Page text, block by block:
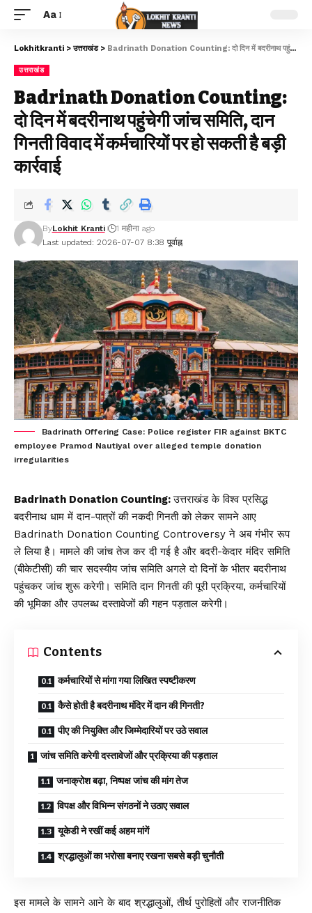
Aa
Lokhitkranti >उत्तराखंड> Badrinath Donation Counting: दो दिन में बदरीनाथ पहुंचेगी जांच समिति, दान गिनती विवाद में कर्मचारियों पर हो सकती है बड़ी कार्रवाई
उत्तराखंड
Badrinath Donation Counting:
दो दिन में बदरीनाथ पहुंचेगी जांच समिति, दान
गिनती विवाद में कर्मचारियों पर हो सकती है बड़ी
कार्रवाई
Last updated: 2026-07-07 8:38 पूर्वाह्न
ByLokhit Kranti 1 महीना ago
Badrinath Offering Case: Police register FIR against BKTC
employee Pramod Nautiyal over alleged temple donation
irregularities
Badrinath Donation Counting: उत्तराखंड के विश्व प्रसिद्ध
बदरीनाथ धाम में दान-पात्रों की नकदी गिनती को लेकर सामने आए
Badrinath Donation Counting Controversy ने अब गंभीर रूप
ले लिया है। मामले की जांच तेज कर दी गई है और बदरी-केदार मंदिर समिति
(बीकेटीसी) की चार सदस्यीय जांच समिति अगले दो दिनों के भीतर बदरीनाथ
पहुंचकर जांच शुरू करेगी। समिति दान गिनती की पूरी प्रक्रिया, कर्मचारियों
की भूमिका और उपलब्ध दस्तावेजों की गहन पड़ताल करेगी।
Contents
कर्मचारियों से मांगा गया लिखित स्पष्टीकरण
कैसे होती है बदरीनाथ मंदिर में दान की गिनती?
पीए की नियुक्ति और जिम्मेदारियों पर उठे सवाल
जांच समिति करेगी दस्तावेजों और प्रक्रिया की पड़ताल
जनाक्रोश बढ़ा, निष्पक्ष जांच की मांग तेज
विपक्ष और विभिन्न संगठनों ने उठाए सवाल
यूकेडी ने रखीं कई अहम मांगें
श्रद्धालुओं का भरोसा बनाए रखना सबसे बड़ी चुनौती
इस मामले के सामने आने के बाद श्रद्धालुओं, तीर्थ पुरोहितों और राजनीतिक